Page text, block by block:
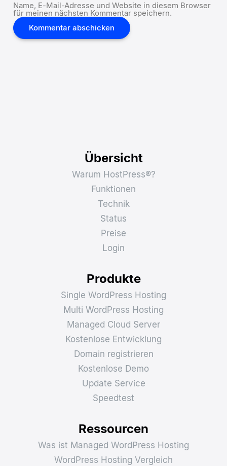
Name, E-Mail-Adresse und Website in diesem Browser
für meinen nächsten Kommentar speichern.
Übersicht
Warum HostPress®?
Funktionen
Technik
Status
Preise
Login
Produkte
Single WordPress Hosting
Multi WordPress Hosting
Managed Cloud Server
Kostenlose Entwicklung
Domain registrieren
Kostenlose Demo
Update Service
Speedtest
Ressourcen
Was ist Managed WordPress Hosting
WordPress Hosting Vergleich